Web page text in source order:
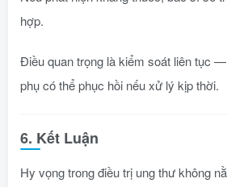
hợp.
Điều quan trọng là kiểm soát liên tục
phụ có thể phục hồi nếu xử lý kịp thời.
6. Kết Luận
Hy vọng trong điều trị ung thư không